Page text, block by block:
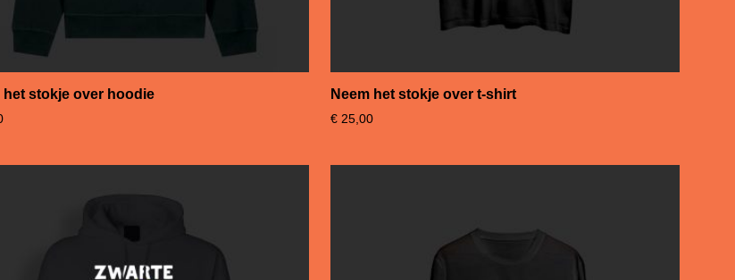
het stokje over hoodie Neem het stokje over t-shirt
€ 25,00